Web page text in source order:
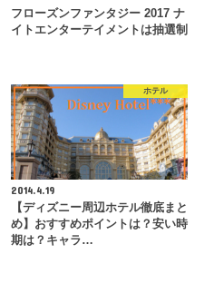
フローズンファンタジー 2017 ナ
イトエンターテイメントは抽選制
ホテル
2014.4.19
【ディズニー周辺ホテル徹底まと
め】おすすめポイントは？安い時
期は？キャラ…